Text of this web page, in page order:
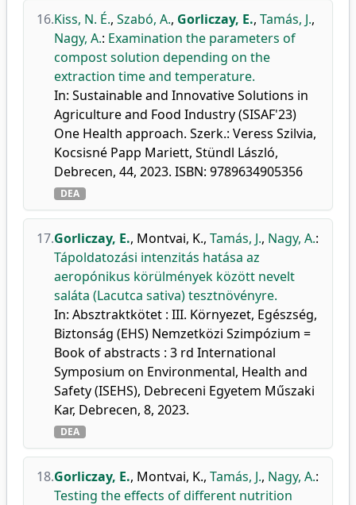
16.Kiss, N. É., Szabó, A., Gorliczay, E., Tamás, J.,
Nagy, A.: Examination the parameters of
compost solution depending on the
extraction time and temperature.
In: Sustainable and Innovative Solutions in
Agriculture and Food Industry (SISAF'23)
One Health approach. Szerk.: Veress Szilvia,
Kocsisné Papp Mariett, Stündl László,
Debrecen, 44, 2023. ISBN: 9789634905356
DEA
17.Gorliczay, E., Montvai, K., Tamás, J., Nagy, A.:
Tápoldatozási intenzitás hatása az
aeropónikus körülmények között nevelt
saláta (Lacutca sativa) tesztnövényre.
In: Absztraktkötet : III. Környezet, Egészség,
Biztonság (EHS) Nemzetközi Szimpózium =
Book of abstracts : 3 rd International
Symposium on Environmental, Health and
Safety (ISEHS), Debreceni Egyetem Műszaki
Kar, Debrecen, 8, 2023.
DEA
18.Gorliczay, E., Montvai, K., Tamás, J., Nagy, A.:
Testing the effects of different nutrition